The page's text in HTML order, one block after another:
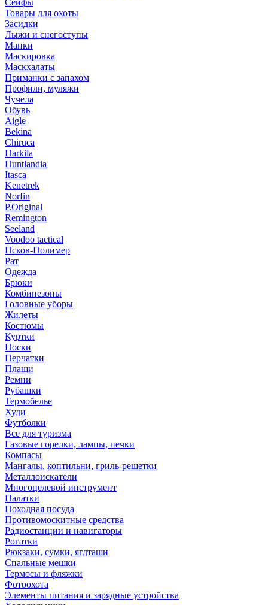
Сейфы
Товары для охоты
Засидки
Лыжи и снегоступы
Манки
Маскировка
Маскхалаты
Приманки с запахом
Профили, муляжи
Чучела
Обувь
Aigle
Bekina
Chiruсa
Harkila
Huntlandia
Itasca
Kenetrek
Norfin
P.Original
Remington
Seeland
Voodoo tactical
Псков-Полимер
Рат
Одежда
Брюки
Комбинезоны
Головные уборы
Жилеты
Костюмы
Куртки
Носки
Перчатки
Плащи
Ремни
Рубашки
Термобелье
Худи
Футболки
Все для туризма
Газовые горелки, лампы, печки
Компасы
Мангалы, коптильни, гриль-решетки
Металлоискатели
Многоцелевой инструмент
Палатки
Походная посуда
Противомоскитные средства
Радиостанции и навигаторы
Рогатки
Рюкзаки, сумки, ягдташи
Спальные мешки
Термосы и фляжки
Фотоохота
Элементы питания и зарядные устройства